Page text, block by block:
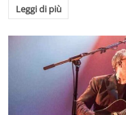
Leggi di più